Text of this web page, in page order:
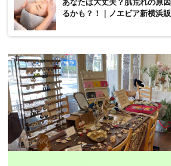
るかも？！｜ノエビア新横浜